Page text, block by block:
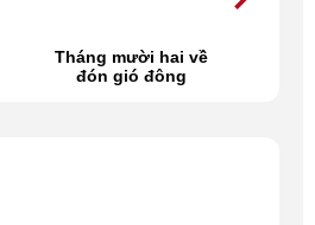
Tháng mười hai về
đón gió đông